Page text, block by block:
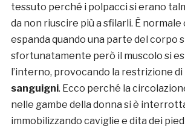
tessuto perché i polpacci si erano
da non riuscire più a sfilarli. È normale
espanda quando una parte del corpo
sfortunatamente però il muscolo si
l’interno, provocando la restrizione di
sanguigni. Ecco perché la
nelle gambe della donna si è
immobilizzando caviglie e dita dei